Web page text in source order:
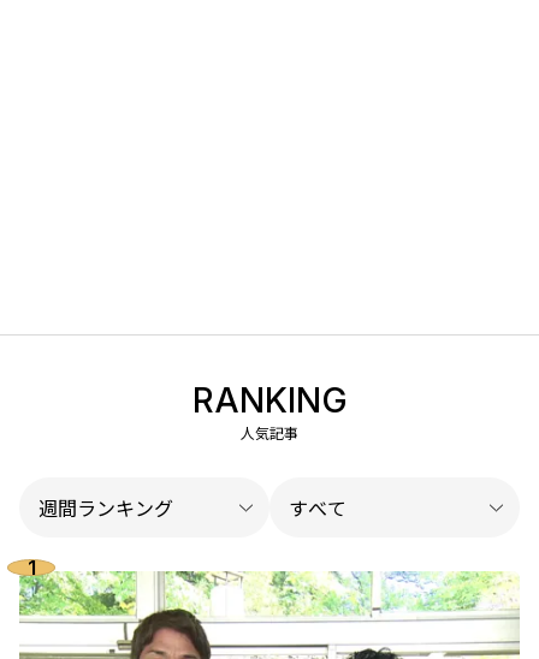
RANKING
人気記事